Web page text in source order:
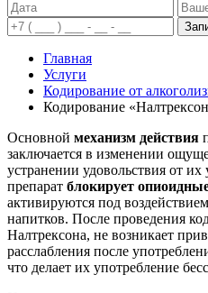
Главная
Услуги
Кодирование от
Кодирование
Основной механизм действия
заключается в изменении
устранении удовольствия от
препарат блокирует
активируются под
напитков. После проведения
Налтрексона, не возникает
расслабления после
что делает их употребление